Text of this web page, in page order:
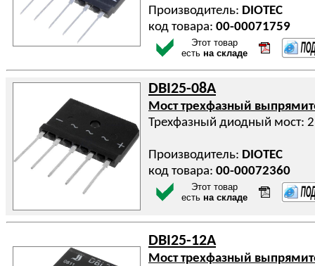
Производитель: DIOTEC
код товара: 00-00071759
Этот товар
есть на складе
DBI25-08A
Мост трехфазный
Трехфазный диодный мост:
Производитель: DIOTEC
код товара: 00-00072360
Этот товар
есть на складе
DBI25-12A
Мост трехфазный